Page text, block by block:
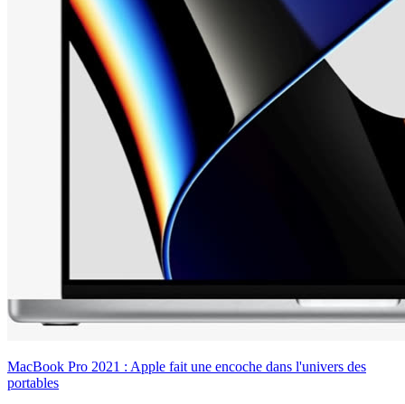
MacBook Pro 2021 : Apple fait une encoche dans l'univers des
portables